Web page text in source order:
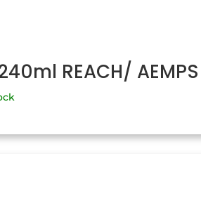
REACH/ AEMPS